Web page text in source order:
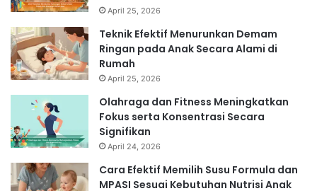
April 25, 2026
Teknik Efektif Menurunkan Demam
Ringan pada Anak Secara Alami di
Rumah
April 25, 2026
Olahraga dan Fitness Meningkatkan
Fokus serta Konsentrasi Secara
Signifikan
April 24, 2026
Cara Efektif Memilih Susu Formula dan
MPASI Sesuai Kebutuhan Nutrisi Anak